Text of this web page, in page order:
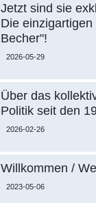
Jetzt sind sie
Die
Becher"!
2026-05-29
Über das
Politik seit den
2026-02-26
Willkommen /
2023-05-06